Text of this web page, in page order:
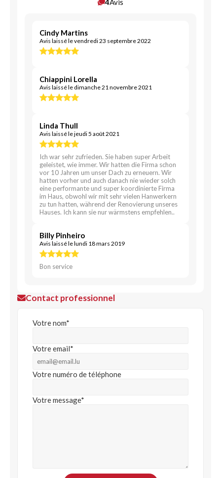
4Avis
Cindy Martins
Avis laissé le vendredi 23 septembre 2022
Chiappini Lorella
Avis laissé le dimanche 21 novembre 2021
Linda Thull
Avis laissé le jeudi 5 août 2021
Ich war sehr zufrieden. Sie haben super Arbeit
geleistet, wie immer. Wir hatten die Firma schon
vor 10 Jahren um unser Dach zu erneuern. Wir
hatten vorher und auch danach nie wieder solch
eine performante und super koordinierte Firma
im Haus, obwohl wir mit sehr vielen Hanwerkern
zu tun hatten, während der Renovierung unseres
Hauses. Ich kann sie nur wärmstens empfehlen..
Billy Pinheiro
Avis laissé le lundi 18 mars 2019
Bon service
Contact professionnel
Votre nom*
Votre email*
Votre numéro de téléphone
Votre message*